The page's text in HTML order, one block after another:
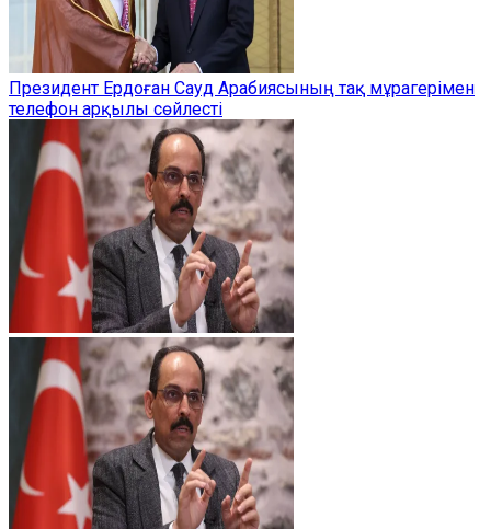
Президент Ердоған Сауд Арабиясының тақ мұрагерімен
телефон арқылы сөйлесті